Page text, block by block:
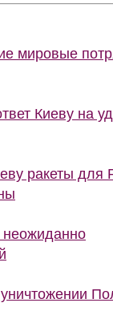
мировые
Киеву на
ракеты для